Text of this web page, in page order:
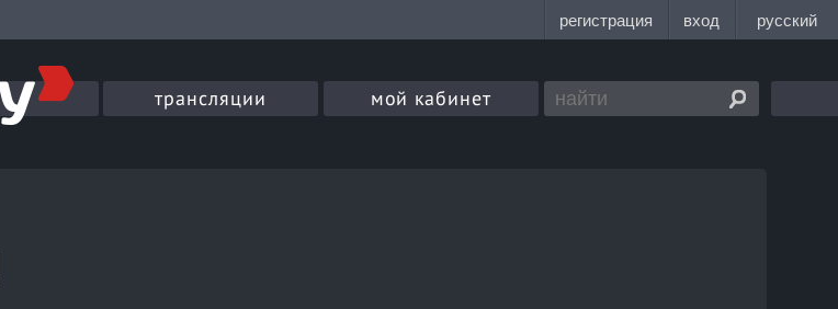
трансляции мой кабинет